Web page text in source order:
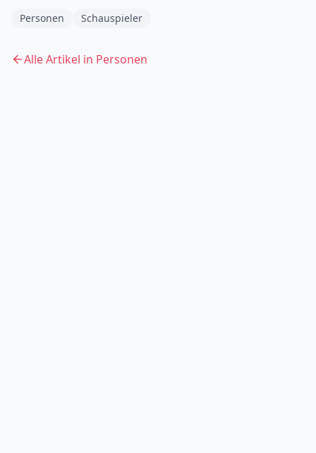
Personen
Schauspieler
Alle Artikel in Personen